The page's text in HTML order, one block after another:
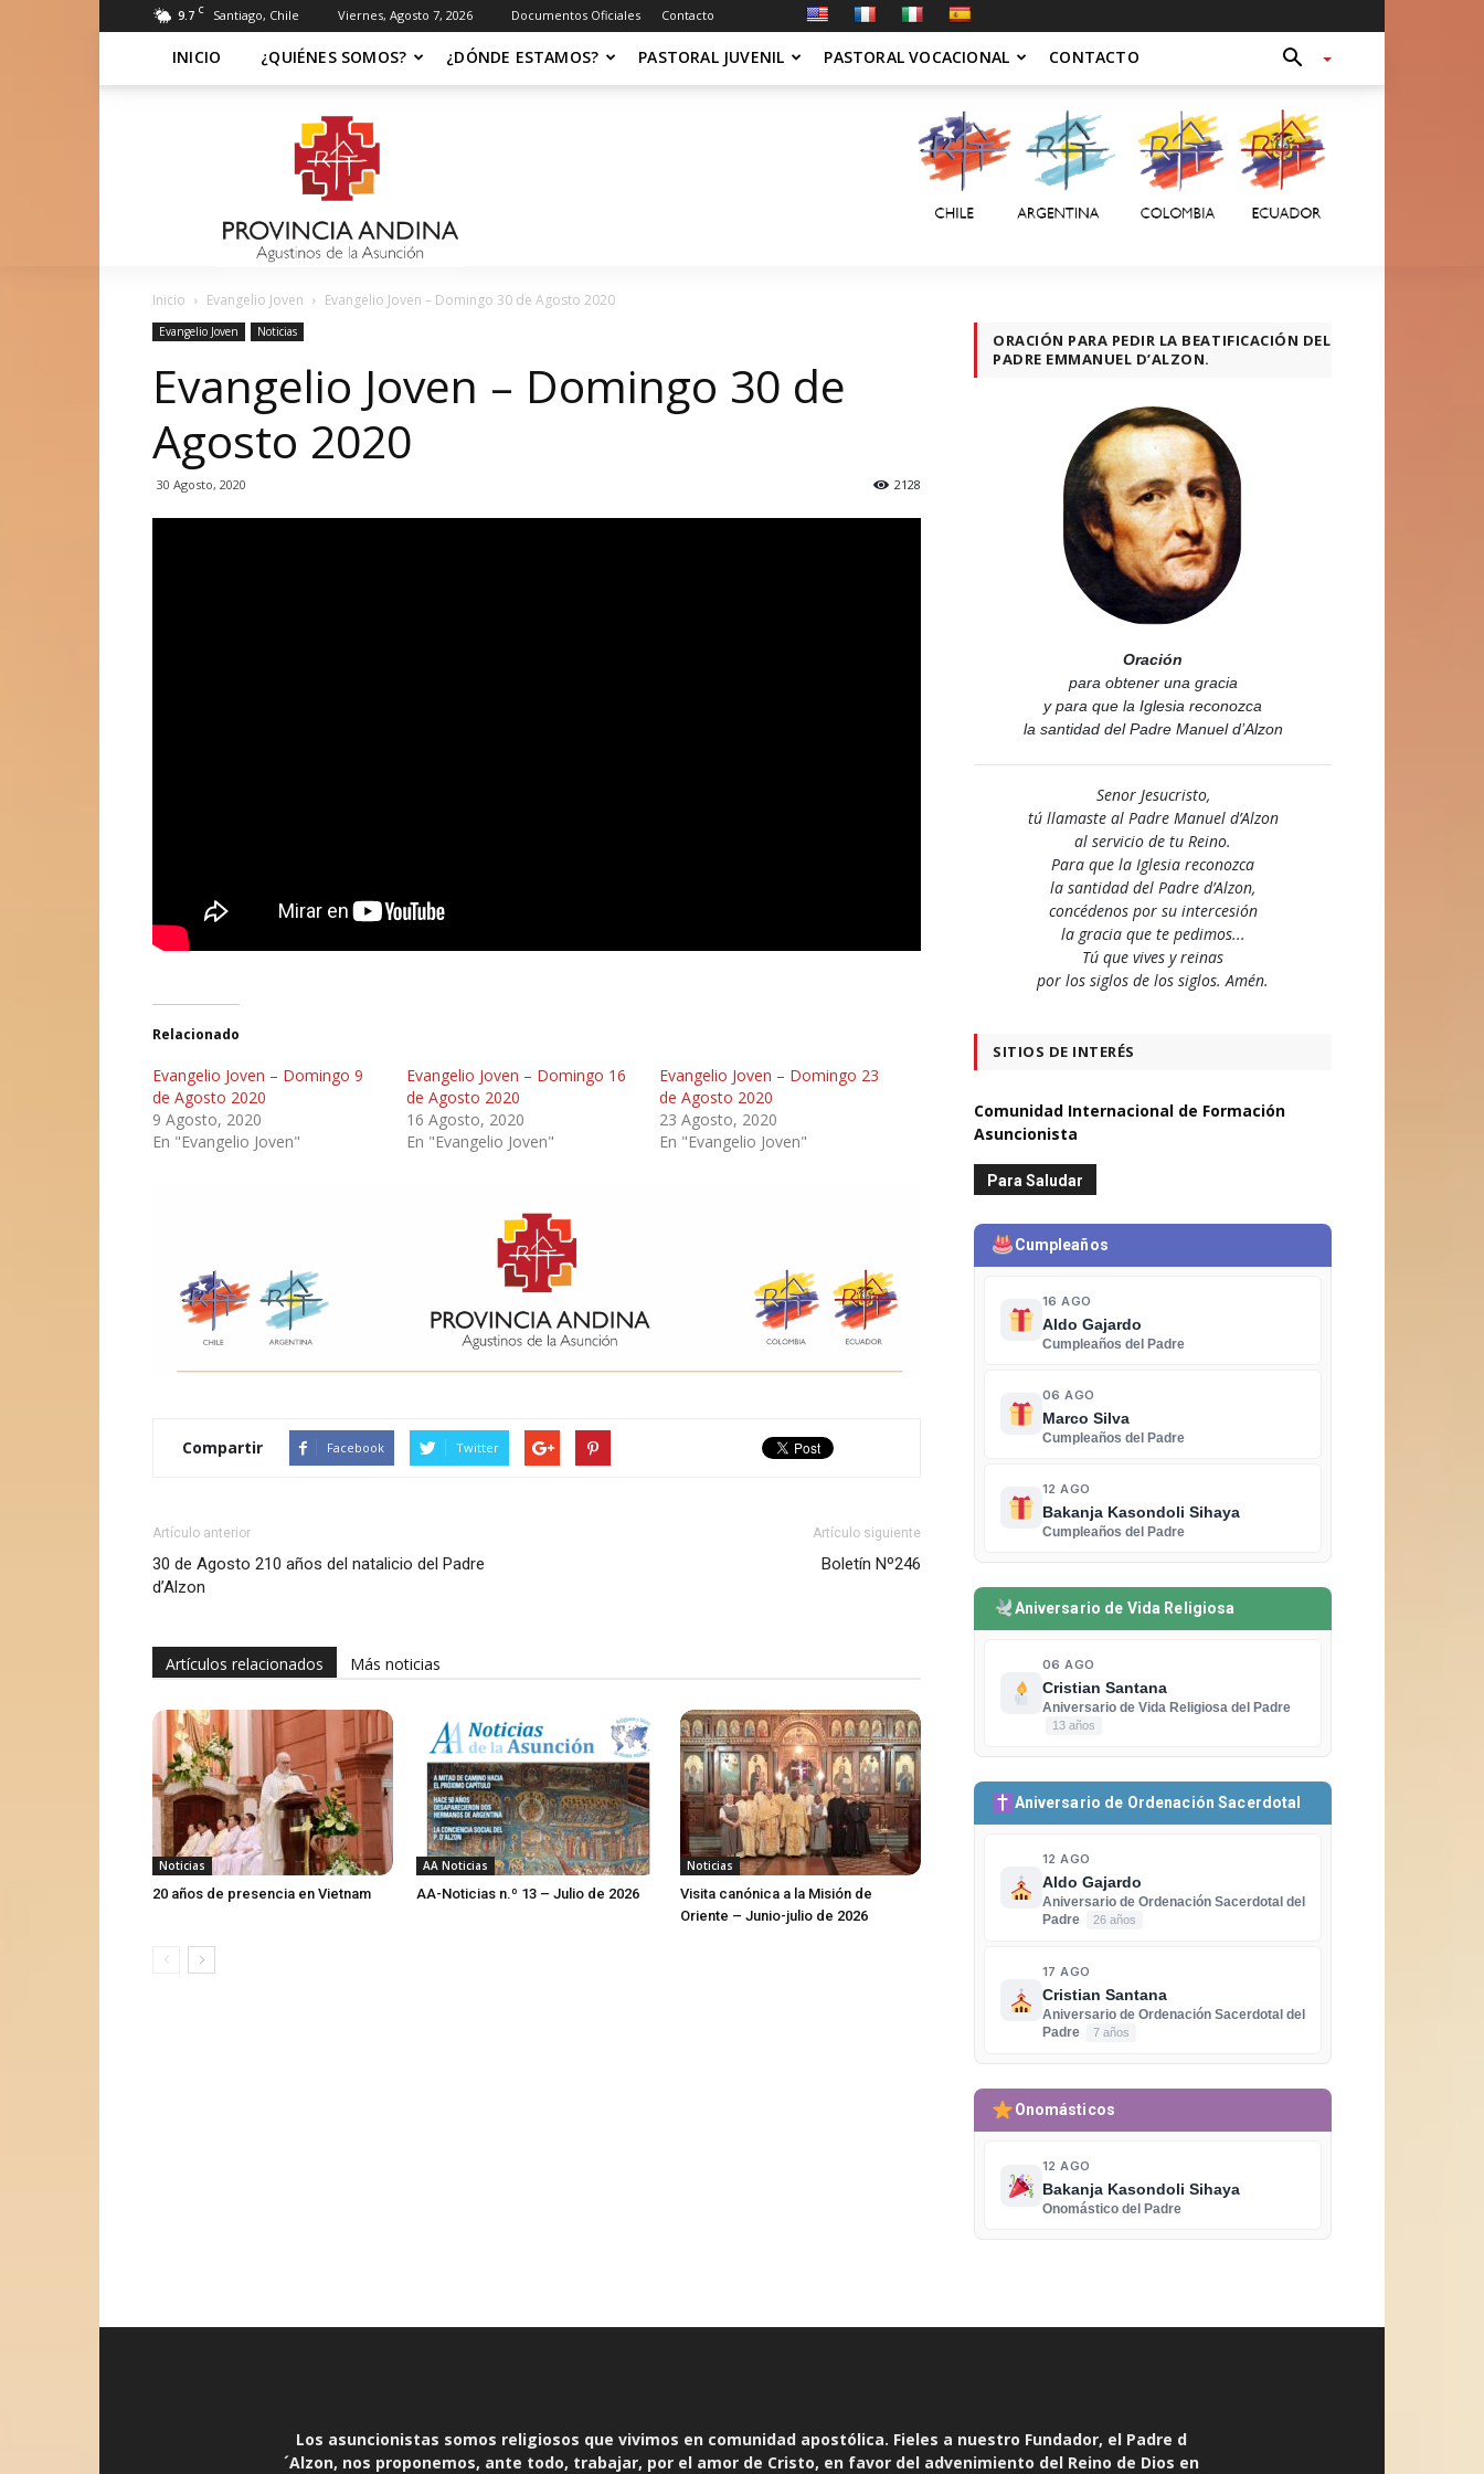
9.7 C Santiago, Chile Viernes, Agosto 7, 2026 Documentos Oficiales Contacto
INICIO ¿QUIÉNES SOMOS? ¿DÓNDE ESTAMOS? PASTORAL JUVENIL PASTORAL VOCACIONAL CONTACTO
Asuncionista
Inicio Evangelio Joven Evangelio Joven – Domingo 30 de Agosto 2020
Evangelio Joven Noticias
Evangelio Joven – Domingo 30 de
Agosto 2020
30 Agosto, 2020 2128
Relacionado
Evangelio Joven – Domingo 9
de Agosto 2020
9 Agosto, 2020
En "Evangelio Joven"
Evangelio Joven – Domingo 16
de Agosto 2020
16 Agosto, 2020
En "Evangelio Joven"
Evangelio Joven – Domingo 23
de Agosto 2020
23 Agosto, 2020
En "Evangelio Joven"
Compartir Facebook Twitter
Artículo anterior
30 de Agosto 210 años del natalicio del Padre
d’Alzon
Artículo siguiente
Boletín Nº246
Artículos relacionados Más noticias
Noticias
20 años de presencia en Vietnam
AA Noticias
AA-Noticias n.º 13 – Julio de 2026
Noticias
Visita canónica a la Misión de
Oriente – Junio-julio de 2026
ORACIÓN PARA PEDIR LA BEATIFICACIÓN DEL
PADRE EMMANUEL D’ALZON.
Oración
para obtener una gracia
y para que la Iglesia reconozca
la santidad del Padre Manuel d’Alzon
Senor Jesucristo,
tú llamaste al Padre Manuel d’Alzon
al servicio de tu Reino.
Para que la Iglesia reconozca
la santidad del Padre d’Alzon,
concédenos por su intercesión
la gracia que te pedimos...
Tú que vives y reinas
por los siglos de los siglos. Amén.
SITIOS DE INTERÉS
Comunidad Internacional de Formación
Asuncionista
Para Saludar
Cumpleaños
16 AGO
Aldo Gajardo
Cumpleaños del Padre
06 AGO
Marco Silva
Cumpleaños del Padre
12 AGO
Bakanja Kasondoli Sihaya
Cumpleaños del Padre
Aniversario de Vida Religiosa
06 AGO
Cristian Santana
Aniversario de Vida Religiosa del Padre
13 años
Aniversario de Ordenación Sacerdotal
12 AGO
Aldo Gajardo
Aniversario de Ordenación Sacerdotal del
Padre
26 años
17 AGO
Cristian Santana
Aniversario de Ordenación Sacerdotal del
Padre
7 años
Onomásticos
12 AGO
Bakanja Kasondoli Sihaya
Onomástico del Padre
Los asuncionistas somos religiosos que vivimos en comunidad apostólica. Fieles a nuestro Fundador, el Padre d
´Alzon, nos proponemos, ante todo, trabajar, por el amor de Cristo, en favor del advenimiento del Reino de Dios en